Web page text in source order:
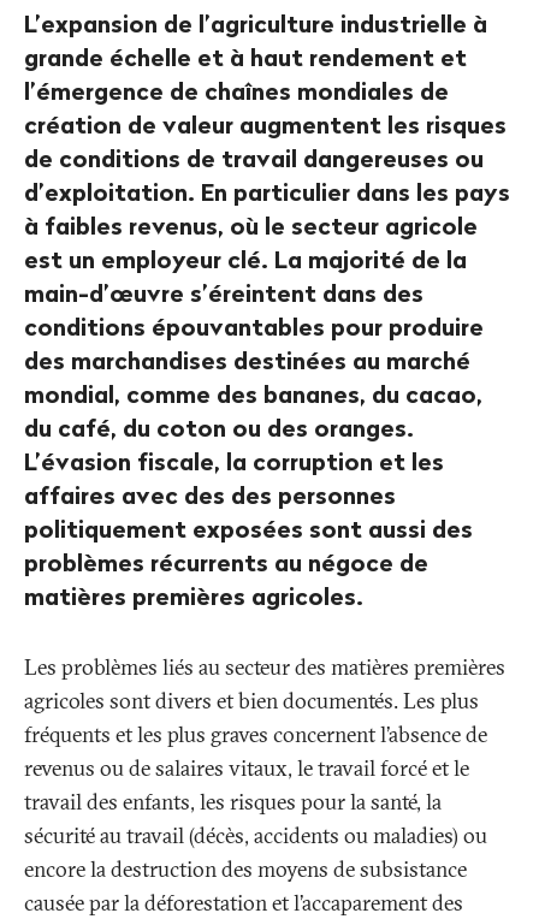
L’expansion de l’agriculture industrielle à
grande échelle et à haut rendement et
l’émergence de chaînes mondiales de
création de valeur augmentent les risques
de conditions de travail dangereuses ou
d’exploitation. En particulier dans les pays
à faibles revenus, où le secteur agricole
est un employeur clé. La majorité de la
main-d’œuvre s’éreintent dans des
conditions épouvantables pour produire
des marchandises destinées au marché
mondial, comme des bananes, du cacao,
du café, du coton ou des oranges.
L’évasion fiscale, la corruption et les
affaires avec des des personnes
politiquement exposées sont aussi des
problèmes récurrents au négoce de
matières premières agricoles.
Les problèmes liés au secteur des matières premières
agricoles sont divers et bien documentés. Les plus
fréquents et les plus graves concernent l’absence de
revenus ou de salaires vitaux, le travail forcé et le
travail des enfants, les risques pour la santé, la
sécurité au travail (décès, accidents ou maladies) ou
encore la destruction des moyens de subsistance
causée par la déforestation et l’accaparement des